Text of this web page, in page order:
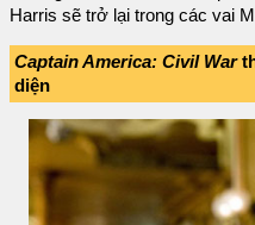
Harris sẽ trở lại trong các vai
Captain America: Civil War
diện